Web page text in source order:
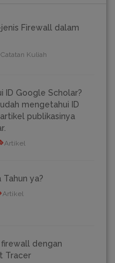
Firewall dalam
Catatan Kuliah
ID Google Scholar?
mengetahui ID
publikasinya
Artikel
Tahun ya?
Artikel
firewall dengan
Tracer